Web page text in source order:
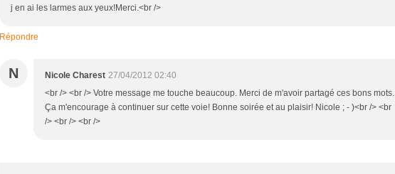
j en ai les larmes aux yeux!Merci.<br />
Répondre
N Nicole Charest 27/04/2012 02:40
<br /> <br /> Votre message me touche beaucoup. Merci de m'avoir partagé ces bons mots.
Ça m'encourage à continuer sur cette voie! Bonne soirée et au plaisir! Nicole ; - )<br /> <br
/> <br /> <br />